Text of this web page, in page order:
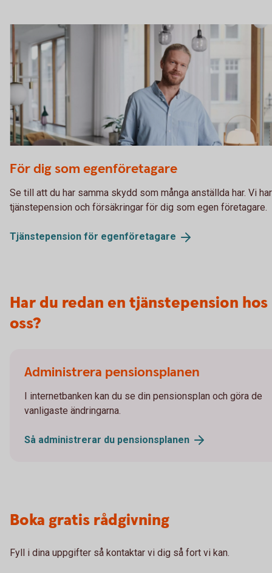
För dig som egenföretagare
Se till att du har samma skydd som många anställda har. Vi har
tjänstepension och försäkringar för dig som egen företagare.
Tjänstepension för egenföretagare
Har du redan en tjänstepension hos
oss?
Administrera pensionsplanen
I internetbanken kan du se din pensionsplan och göra de
vanligaste ändringarna.
Så administrerar du pensionsplanen
Boka gratis rådgivning
Fyll i dina uppgifter så kontaktar vi dig så fort vi kan.